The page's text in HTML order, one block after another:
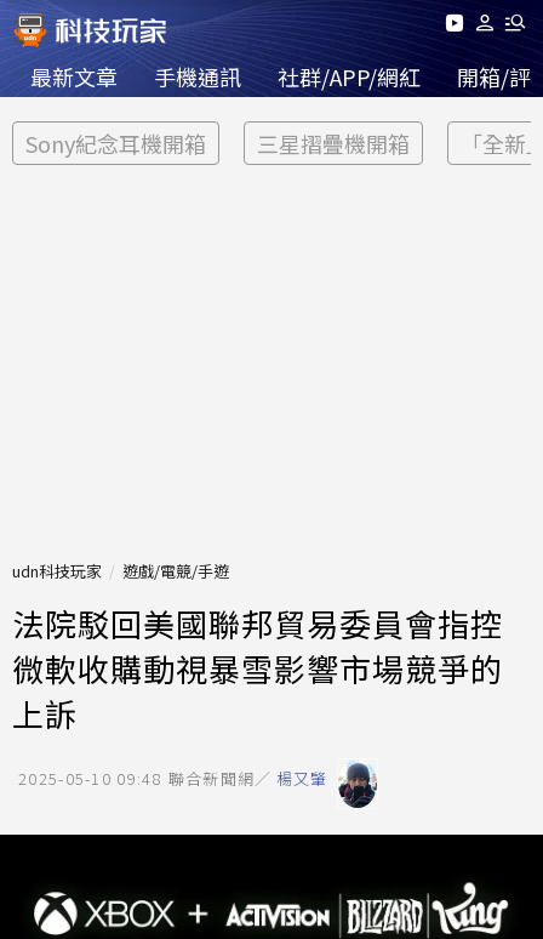
最新文章 手機通訊 社群/APP/網紅 開箱/評
Sony紀念耳機開箱 三星摺疊機開箱 「全新
udn科技玩家 遊戲/電競/手遊
法院駁回美國聯邦貿易委員會指控
微軟收購動視暴雪影響市場競爭的
上訴
2025-05-10 09:48 聯合新聞網／ 楊又肇